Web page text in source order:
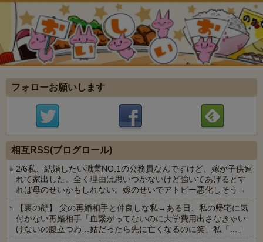
フォローお願いします
相互RSS(ブログロール)
2/6私、結婚したい職業NO.1の公務員なんですけど、嫁が子供連
れて家出した。全く理由は思いつかないけど強いてあげるとす
れば母のせいかもしれない。嫁のせいでアトピー悪化しそう→
【裏の顔】 父の再婚相手と仲良しな私→ある日、私の帰宅に気
付かない再婚相手「血繋がってないのに大学費用出さなきゃい
けないの腹立つわ…姑だったら先に亡くなるのに笑」私「…」